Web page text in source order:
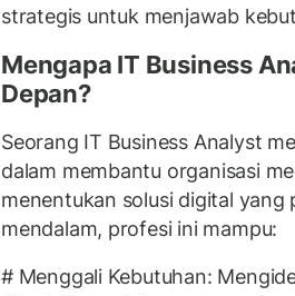
strategis untuk menjawab
Mengapa IT Business
Depan?
Seorang IT Business Analyst
dalam membantu organisasi
menentukan solusi digital yang
mendalam, profesi ini mampu:
# Menggali Kebutuhan: